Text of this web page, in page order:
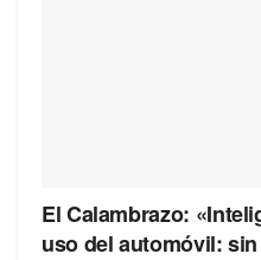
El Calambrazo:
uso del automóvil: